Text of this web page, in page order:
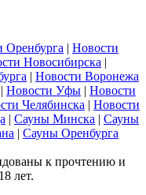
Оренбурга | Новости
Новосибирска |
| Новости Воронежа
| Новости Уфы | Новости
Челябинска | Новости
| Сауны Минска | Сауны
| Сауны Оренбурга
к прочтению и
лет.